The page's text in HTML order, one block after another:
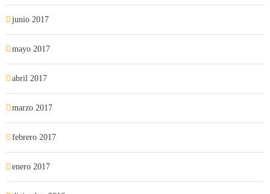
junio 2017
mayo 2017
abril 2017
marzo 2017
febrero 2017
enero 2017